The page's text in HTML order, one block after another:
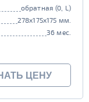
обратная (0, L)
278x175x175 мм.
36 мес.
ЦЕНУ